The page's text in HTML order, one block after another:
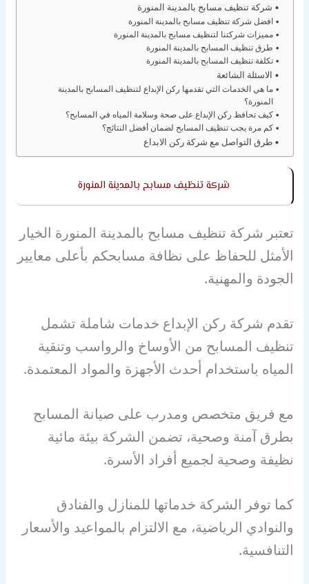
شركة تنظيف مسابح بالمدينة المنورة
افضل شركة تنظيف مسابح بالمدينة المنورة
مميزات شركتنا لتنظيف مسابح بالمدينة المنورة
طرق تنظيف المسابح بالمدينة المنورة
تكلفة تنظيف المسابح بالمدينة المنورة
الاسئلة الشائعة
ما هي الخدمات التي تقدمها ركن الإبداع لتنظيف المسابح بالمدينة
المنورة؟
كيف تحافظ ركن الإبداع على صحة وسلامة المياه في المسابح؟
كم مرة يجب تنظيف المسابح لضمان أفضل النتائج؟
طرق التواصل مع شركة ركن الابداع
شركة تنظيف مسابح بالمدينة المنورة
تعتبر شركة تنظيف مسابح بالمدينة المنورة الخيار
الأمثل للحفاظ على نظافة مسابحكم بأعلى معايير
الجودة والمهنية.
تقدم شركة ركن الإبداع خدمات شاملة تشمل
تنظيف المسابح من الأوساخ والرواسب وتنقية
المياه باستخدام أحدث الأجهزة والمواد المعتمدة.
مع فريق متخصص ومدرب على صيانة المسابح
بطرق آمنة وصحية، تضمن الشركة بيئة مائية
نظيفة وصحية لجميع أفراد الأسرة.
كما توفر الشركة خدماتها للمنازل والفنادق
والنوادي الرياضية، مع الالتزام بالمواعيد والأسعار
التنافسية.